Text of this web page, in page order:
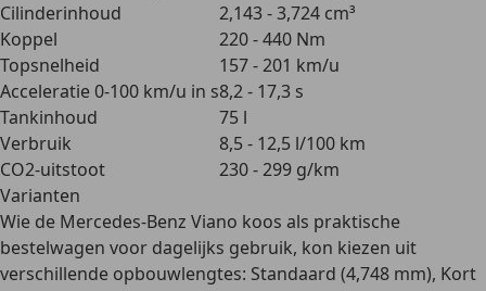
Cilinderinhoud
2,143 - 3,724 cm³
Koppel
220 - 440 Nm
Topsnelheid
157 - 201 km/u
Acceleratie 0-100 km/u in s8,2 - 17,3 s
Tankinhoud
75 l
Verbruik
8,5 - 12,5 l/100 km
CO2-uitstoot
230 - 299 g/km
Varianten
Wie de Mercedes-Benz Viano koos als praktische
bestelwagen voor dagelijks gebruik, kon kiezen uit
verschillende opbouwlengtes: Standaard (4,748 mm), Kort